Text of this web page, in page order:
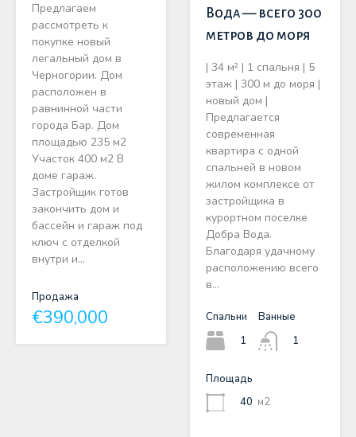
Предлагаем
рассмотреть к
покупке новый
легальный дом в
Черногории. Дом
расположен в
равнинной части
города Бар. Дом
площадью 235 м2
Участок 400 м2 В
доме гараж.
Застройщик готов
закончить дом и
бассейн и гараж под
ключ с отделкой
внутри и…
Продажа
€390,000
Вода — всего 300
метров до моря
| 34 м² | 1 спальня | 5
этаж | 300 м до моря |
новый дом |
Предлагается
современная
квартира с одной
спальней в новом
жилом комплексе от
застройщика в
курортном поселке
Добра Вода.
Благодаря удачному
расположению всего
в…
Спальни
1
Ванные
1
Площадь
40 м2